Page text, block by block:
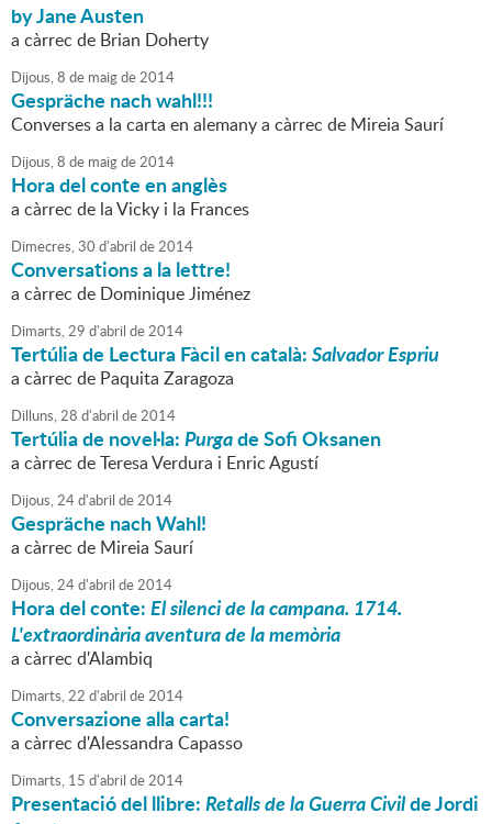
by Jane Austen
a càrrec de Brian Doherty
Dijous,8 de maigde2014
Gespräche nach wahl!!!
Converses a la carta en alemany a càrrec de Mireia Saurí
Dijous,8 de maigde2014
Hora del conte en anglès
a càrrec de la Vicky i la Frances
Dimecres,30 d'abril de2014
Conversations a la lettre!
a càrrec de Dominique Jiménez
Dimarts,29 d'abril de2014
Tertúlia de Lectura Fàcil en català:Salvador Espriu
a càrrec de Paquita Zaragoza
Dilluns,28 d'abril de2014
Tertúlia de novel·la:Purgade Sofi Oksanen
a càrrec de Teresa Verdura i Enric Agustí
Dijous,24d'abril de2014
Gespräche nach Wahl!
a càrrec de Mireia Saurí
Dijous,24d'abril de2014
Hora del conte:El silenci de la campana. 1714.
L'extraordinària aventura de la memòria
a càrrec d'Alambiq
Dimarts,22 d'abril de2014
Conversazione alla carta!
a càrrec d'Alessandra Capasso
Dimarts, 15 d'abril de2014
Presentació del llibre:Retalls de la Guerra Civilde Jordi